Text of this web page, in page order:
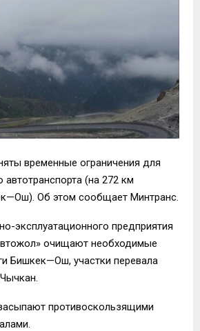
временные ограничения для
автотранспорта (на 272 км
Об этом сообщает Минтранс.
эксплуатационного предприятия
очищают необходимые
Бишкек—Ош, участки перевала
противоскользящими